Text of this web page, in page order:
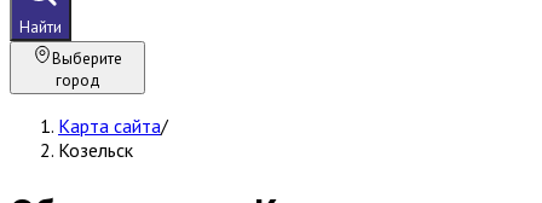
Найти
Выберите
город
Карта сайта/
Козельск